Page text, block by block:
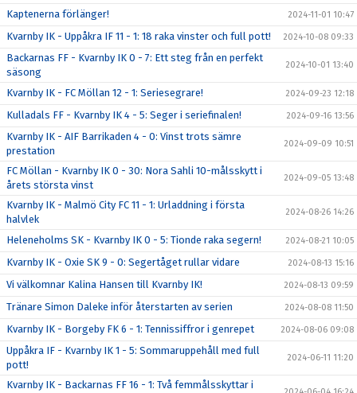
Kaptenerna förlänger! 2024-11-01 10:47
Kvarnby IK - Uppåkra IF 11 - 1: 18 raka vinster och full pott! 2024-10-08 09:33
Backarnas FF - Kvarnby IK 0 - 7: Ett steg från en perfekt
säsong
2024-10-01 13:40
Kvarnby IK - FC Möllan 12 - 1: Seriesegrare! 2024-09-23 12:18
Kulladals FF - Kvarnby IK 4 - 5: Seger i seriefinalen! 2024-09-16 13:56
Kvarnby IK - AIF Barrikaden 4 - 0: Vinst trots sämre
prestation
2024-09-09 10:51
FC Möllan - Kvarnby IK 0 - 30: Nora Sahli 10-målsskytt i
årets största vinst
2024-09-05 13:48
Kvarnby IK - Malmö City FC 11 - 1: Urladdning i första
halvlek
2024-08-26 14:26
Heleneholms SK - Kvarnby IK 0 - 5: Tionde raka segern! 2024-08-21 10:05
Kvarnby IK - Oxie SK 9 - 0: Segertåget rullar vidare 2024-08-13 15:16
Vi välkomnar Kalina Hansen till Kvarnby IK! 2024-08-13 09:59
Tränare Simon Daleke inför återstarten av serien 2024-08-08 11:50
Kvarnby IK - Borgeby FK 6 - 1: Tennissiffror i genrepet 2024-08-06 09:08
Uppåkra IF - Kvarnby IK 1 - 5: Sommaruppehåll med full
pott!
2024-06-11 11:20
Kvarnby IK - Backarnas FF 16 - 1: Två femmålsskyttar i